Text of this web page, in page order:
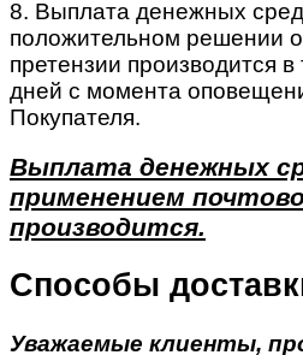
8. Выплата денежных
положительном решении
претензии производится
дней с момента
Покупателя.
Выплата денежных
применением
производится.
Способы
Уважаемые клиенты,